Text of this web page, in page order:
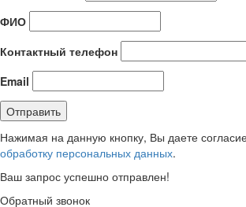
ФИО
Контактный телефон
Email
Нажимая на данную кнопку, Вы даете
обработку персональных данных.
Ваш запрос успешно отправлен!
Обратный звонок